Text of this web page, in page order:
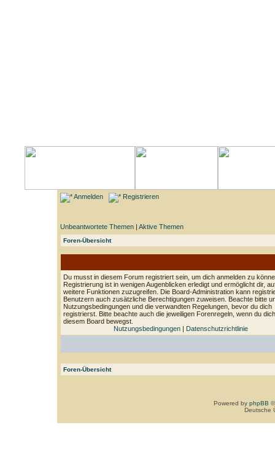
Anmelden Registrieren
Unbeantwortete Themen | Aktive Themen
Foren-Übersicht
Du musst in diesem Forum registriert sein, um dich anmelden zu
Registrierung ist in wenigen Augenblicken erledigt und ermöglicht dir,
weitere Funktionen zuzugreifen. Die Board-Administration kann
Benutzern auch zusätzliche Berechtigungen zuweisen. Beachte bitte
Nutzungsbedingungen und die verwandten Regelungen, bevor du dich
registrierst. Bitte beachte auch die jeweiligen Forenregeln, wenn du
diesem Board bewegst.
Nutzungsbedingungen| Datenschutzrichtlinie
Foren-Übersicht
Powered by phpBB
Deutsche